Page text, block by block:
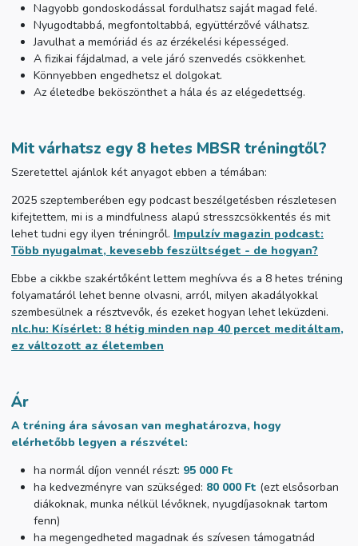
Nagyobb gondoskodással fordulhatsz saját magad felé.
Nyugodtabbá, megfontoltabbá, együttérzővé válhatsz.
Javulhat a memóriád és az érzékelési képességed.
A fizikai fájdalmad, a vele járó szenvedés csökkenhet.
Könnyebben engedhetsz el dolgokat.
Az életedbe beköszönthet a hála és az elégedettség.
Mit várhatsz egy 8 hetes MBSR tréningtől?
Szeretettel ajánlok két anyagot ebben a témában:
2025 szeptemberében egy podcast beszélgetésben részletesen
kifejtettem, mi is a mindfulness alapú stresszcsökkentés és mit
lehet tudni egy ilyen tréningről. Impulzív magazin podcast:
Több nyugalmat, kevesebb feszültséget - de hogyan?
Ebbe a cikkbe szakértőként lettem meghívva és a 8 hetes tréning
folyamatáról lehet benne olvasni, arról, milyen akadályokkal
szembesülnek a résztvevők, és ezeket hogyan lehet leküzdeni.
nlc.hu: Kísérlet: 8 hétig minden nap 40 percet meditáltam,
ez változott az életemben
Ár
A tréning ára sávosan van meghatározva, hogy
elérhetőbb legyen a részvétel:
ha normál díjon vennél részt: 95 000 Ft
ha kedvezményre van szükséged: 80 000 Ft (ezt elsősorban
diákoknak, munka nélkül lévőknek, nyugdíjasoknak tartom
fenn)
ha megengedheted magadnak és szívesen támogatnád